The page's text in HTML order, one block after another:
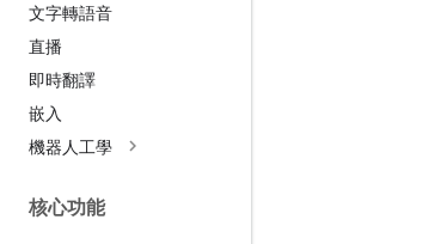
文字轉語音
直播
即時翻譯
嵌入
機器人工學
核心功能